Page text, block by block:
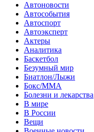
Автоновости
Автособытия
Автоспорт
Автоэксперт
Актеры
Аналитика
Баскетбол
Безумный мир
Биатлон/Лыжи
Бокс/MMA
Болезни и лекарства
В мире
В России
Вещи